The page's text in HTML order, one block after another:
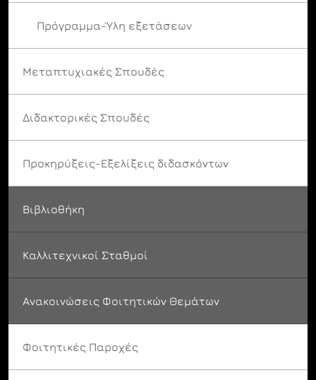
Πρόγραμμα-Ύλη εξετάσεων
Μεταπτυχιακές Σπουδές
Διδακτορικές Σπουδές
Προκηρύξεις-Εξελίξεις διδασκόντων
Βιβλιοθήκη
Καλλιτεχνικοί Σταθμοί
Ανακοινώσεις Φοιτητικών Θεμάτων
Φοιτητικές Παροχές